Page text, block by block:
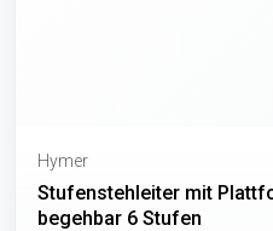
Hymer
Stufenstehleiter mit
begehbar 6 Stufen